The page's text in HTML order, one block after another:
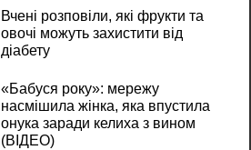
Вчені розповіли, які фрукти та
овочі можуть захистити від
діабету
«Бабуся року»: мережу
насмішила жінка, яка впустила
онука заради келиха з вином
(ВІДЕО)